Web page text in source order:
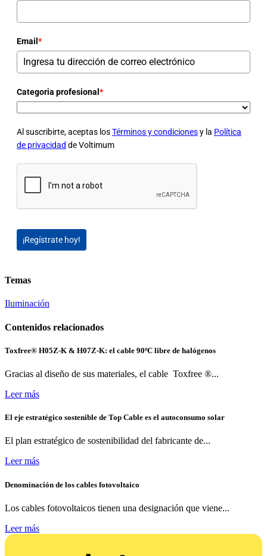
Email *
Categoria profesional *
Al suscribirte, aceptas losTérminos y condicionesy la Política
de privacidad de Voltimum
¡Regístrate hoy!
Temas
Iluminación
Contenidos relacionados
Toxfree® H05Z-K & H07Z-K: el cable 90ºC libre de halógenos
Gracias al diseño de sus materiales, el cable Toxfree ®...
Leer más
El eje estratégico sostenible de Top Cable es el autoconsumo solar
El plan estratégico de sostenibilidad del fabricante de...
Leer más
Denominación de los cables fotovoltaico
Los cables fotovoltaicos tienen una designación que viene...
Leer más